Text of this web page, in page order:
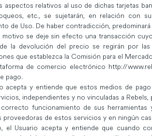
aspectos relativos al uso de dichas tarjetas
etc., se sujetarán, en relación con
de Uso. De haber contradicción,
motivo se deje sin efecto una transacción
la devolución del precio se regirán por
que establezca la Comisión para el
de comercio electrónico http://
pago.
acepta y entiende que estos medios de
independientes y no vinculadas a
funcionamiento de sus
proveedoras de estos servicios y en ningún
el Usuario acepta y entiende que cuando